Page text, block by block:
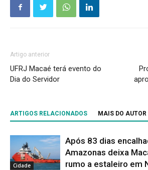
Artigo anterior
UFRJ Macaé terá evento do
Dia do Servidor
ARTIGOS RELACIONADOS MAIS DO AUTOR
Cidade
Após 83 dias
Amazonas deixa
rumo a estaleiro em